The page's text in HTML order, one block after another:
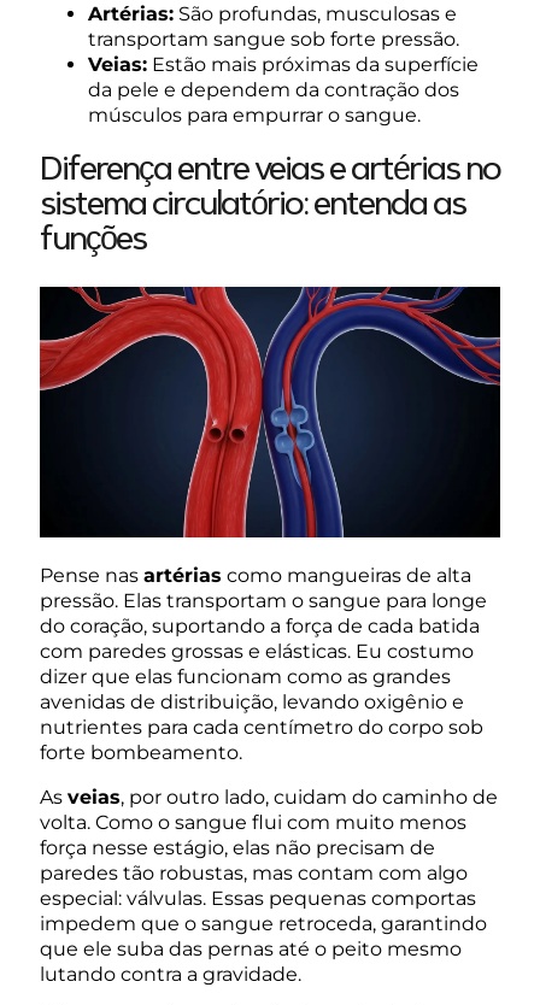
Artérias: São profundas, musculosas e
transportam sangue sob forte pressão.
Veias: Estão mais próximas da superfície
da pele e dependem da contração dos
músculos para empurrar o sangue.
Diferença entre veias e artérias no
sistema circulatório: entenda as
funções
Pense nas artérias como mangueiras de alta
pressão. Elas transportam o sangue para longe
do coração, suportando a força de cada batida
com paredes grossas e elásticas. Eu costumo
dizer que elas funcionam como as grandes
avenidas de distribuição, levando oxigênio e
nutrientes para cada centímetro do corpo sob
forte bombeamento.
As veias, por outro lado, cuidam do caminho de
volta. Como o sangue flui com muito menos
força nesse estágio, elas não precisam de
paredes tão robustas, mas contam com algo
especial: válvulas. Essas pequenas comportas
impedem que o sangue retroceda, garantindo
que ele suba das pernas até o peito mesmo
lutando contra a gravidade.